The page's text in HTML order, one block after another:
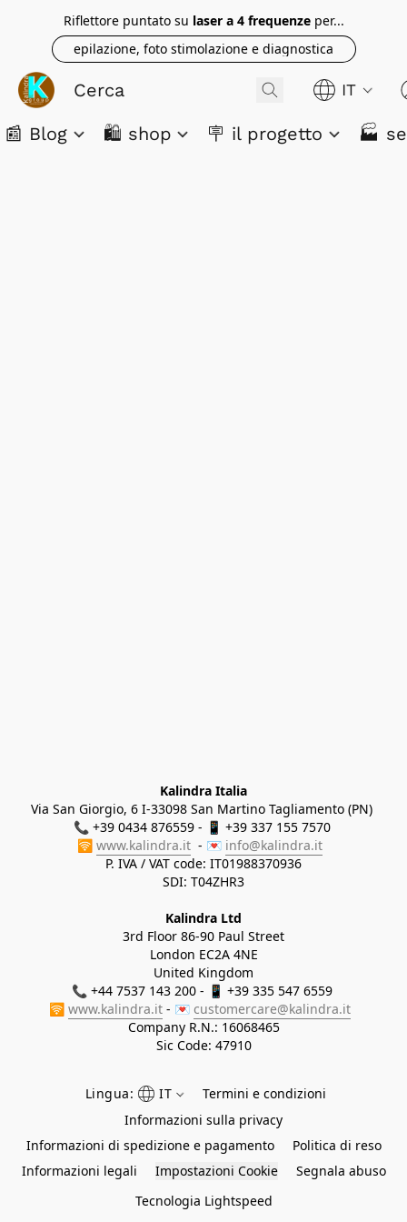
Riflettore puntato su laser a 4 frequenzeper...
epilazione, foto stimolazione e diagnostica
IT
📰 Blog 🛍️ shop 🪧 il progetto 🏭
Kalindra Italia
Via San Giorgio, 6 I-33098 San Martino Tagliamento (PN)
📞 +39 0434 876559 - 📱 +39 337 155 7570
🛜 www.kalindra.it
  - 💌
info@kalindra.it
P. IVA / VAT code: IT01988370936
SDI: T04ZHR3
Kalindra Ltd
3rd Floor 86-90 Paul Street
London EC2A 4NE
United Kingdom
📞 +44 7537 143 200 - 📱 +39 335 547 6559
🛜 www.kalindra.it - 💌 customercare@kalindra.it
Company R.N.: 16068465
Sic Code: 47910
Lingua: IT
Termini e condizioni
Informazioni sulla privacy
Informazioni di spedizione e pagamento
Politica di reso
Informazioni legali
Impostazioni Cookie
Segnala abuso
Tecnologia Lightspeed